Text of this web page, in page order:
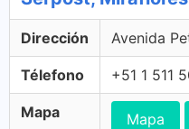
Dirección Avenida
Télefono +51 1 511
Mapa Mapa